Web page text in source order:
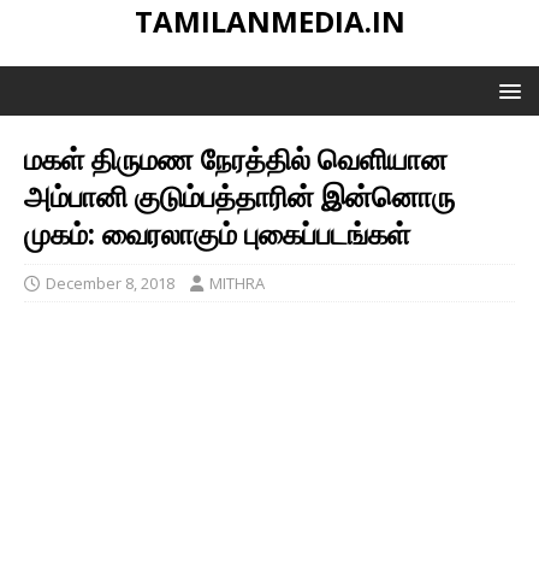
TAMILANMEDIA.IN
மகள் திருமண நேரத்தில் வெளியான
அம்பானி குடும்பத்தாரின் இன்னொரு
முகம்: வைரலாகும் புகைப்படங்கள்
December 8, 2018 MITHRA